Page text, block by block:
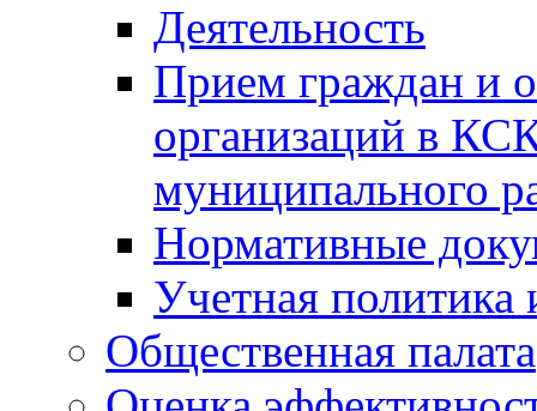
Деятельность
Прием граждан и
организаций в
муниципального
Нормативные
Учетная политика
Общественная палата